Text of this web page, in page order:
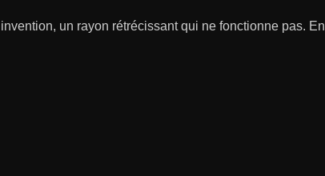
un rayon rétrécissant qui ne fonctionne pas. En